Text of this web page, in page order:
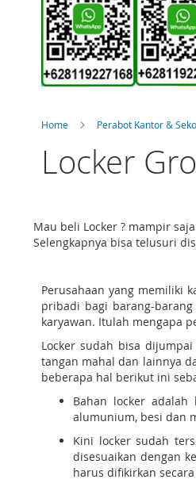
Home Perabot Kantor &
Locker
Mau beli Locker ? mampir
Selengkapnya bisa telusuri
Perusahaan yang memiliki
pribadi bagi barang-
karyawan. Itulah mengapa
Locker sudah bisa
tangan mahal dan lainnya
beberapa hal berikut ini
Bahan locker
alumunium, besi dan
Kini locker sudah
disesuaikan dengan
harus difikirkan